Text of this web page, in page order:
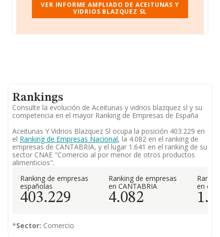
VER INFORME AMPLIADO DE ACEITUNAS Y
VIDRIOS BLAZQUEZ SL
Rankings
Consulte la evolución de Aceitunas y vidrios blazquez sl y su
competencia en el mayor Ranking de Empresas de España
Aceitunas Y Vidrios Blazquez Sl ocupa la posición 403.229 en
el Ranking de Empresas Nacional, la 4.082 en el ranking de
empresas de CANTABRIA, y el lugar 1.641 en el ranking de su
sector CNAE "Comercio al por menor de otros productos
alimenticios".
Ranking de empresas
españolas
403.229
Ranking de empresas
en CANTABRIA
4.082
en el
*Sector: Comercio